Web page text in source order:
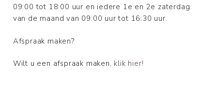
09:00 tot 18:00 uur en iedere 1e en 2e zaterdag
van de maand van 09:00 uur tot 16:30 uur.
Afspraak maken?
Wilt u een afspraak maken, klik hier!